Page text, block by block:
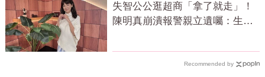
失智公公逛超商「拿了就走」！
陳明真崩潰報警親立遺囑：生命
Recommended by